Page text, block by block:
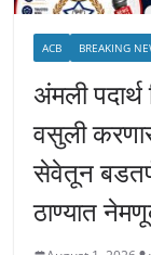
ACB BREAKING
अंमली
वसुली
सेवेतून
ठाण्यात